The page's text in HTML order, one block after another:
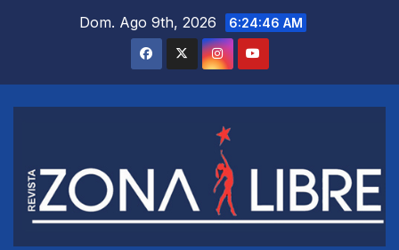
Dom. Ago 9th, 2026 6:24:47 AM